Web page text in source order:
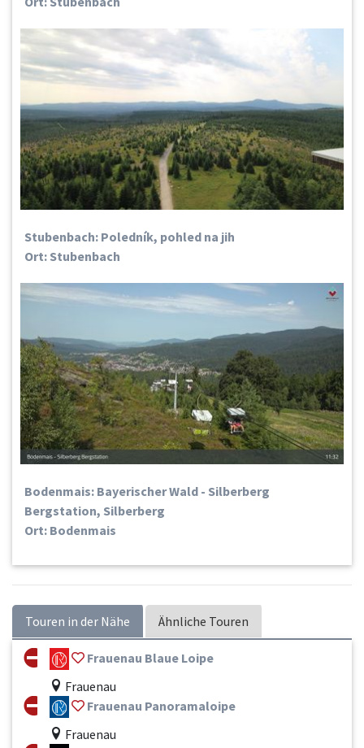
Stubenbach: Poledník, pohled na jih
Ort: Stubenbach
Bodenmais: Bayerischer Wald - Silberberg
Bergstation, Silberberg
Ort: Bodenmais
Touren in der Nähe Ähnliche Touren
Frauenau Blaue Loipe
Frauenau
Frauenau Panoramaloipe
Frauenau